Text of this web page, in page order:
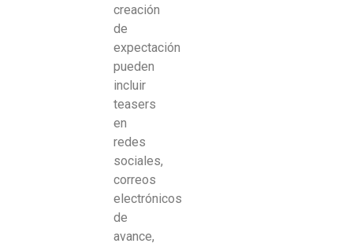
creación
de
expectación
pueden
incluir
teasers
en
redes
sociales,
correos
electrónicos
de
avance,